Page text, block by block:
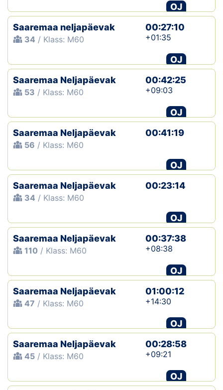
OJ
Saaremaa neljapäevak
34 / Klass: M60
00:27:10
+01:35
OJ
Saaremaa Neljapäevak
53 / Klass: M60
00:42:25
+09:03
OJ
Saaremaa Neljapäevak
56 / Klass: M60
00:41:19
OJ
Saaremaa Neljapäevak
34 / Klass: M60
00:23:14
OJ
Saaremaa Neljapäevak
110 / Klass: M60
00:37:38
+08:38
OJ
Saaremaa Neljapäevak
47 / Klass: M60
01:00:12
+14:30
OJ
Saaremaa Neljapäevak
45 / Klass: M60
00:28:58
+09:21
OJ